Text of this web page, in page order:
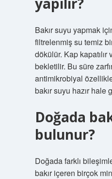
Bakır suyu yapmak
filtrelenmiş su temiz
dökülür. Kap kapatılır
bekletilir. Bu süre
antimikrobiyal
bakır suyu hazır hale
Doğada
bulunur?
Doğada farklı
bakır içeren birçok